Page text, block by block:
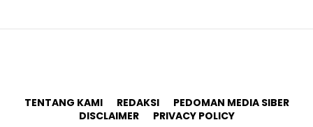
TENTANG KAMI REDAKSI
PEDOMAN MEDIA SIBER
DISCLAIMER
PRIVACY POLICY